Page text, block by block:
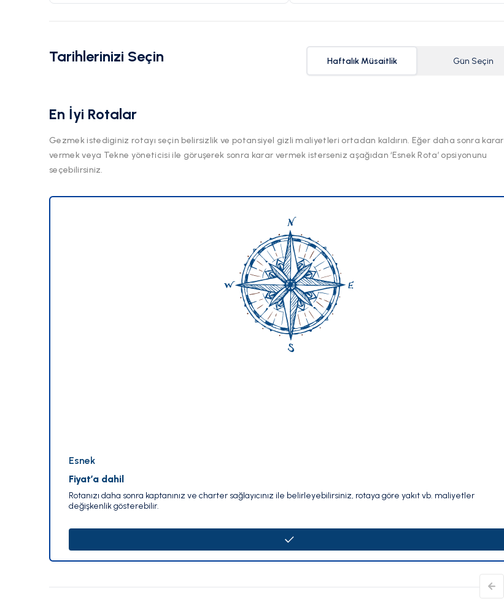
Tarihlerinizi Seçin Haftalık Müsaitlik Gün Seçin
En İyi Rotalar
Gezmek istediginiz rotayı seçin belirsizlik ve potansiyel gizli maliyetleri ortadan kaldırın. Eğer daha sonra karar
vermek veya Tekne yöneticisi ile göruşerek sonra karar vermek isterseniz aşağıdan ‘Esnek Rota’ opsiyonunu
seçebilirsiniz.
Esnek
Fiyat’a dahil
Rotanızı daha sonra kaptanınız ve charter sağlayıcınız ile belirleyebilirsiniz, rotaya göre yakıt vb. maliyetler
değişkenlik gösterebilir.